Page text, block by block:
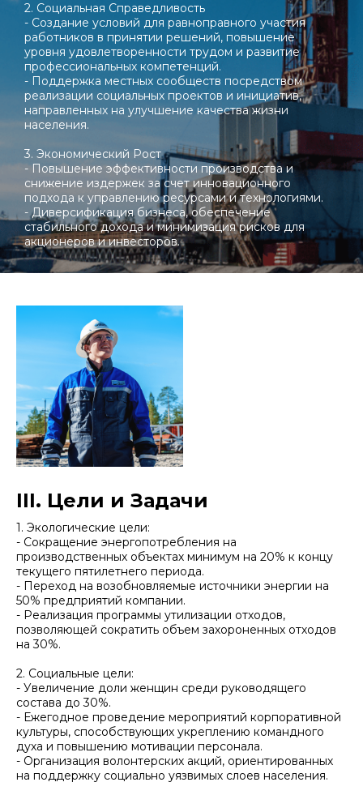
2. Социальная Справедливость
- Создание условий для равноправного участия
работников в принятии решений, повышение
уровня удовлетворенности трудом и развитие
профессиональных компетенций.
- Поддержка местных сообществ посредством
реализации социальных проектов и инициатив,
направленных на улучшение качества жизни
населения.
3. Экономический Рост
- Повышение эффективности производства и
снижение издержек за счет инновационного
подхода к управлению ресурсами и технологиями.
- Диверсификация бизнеса, обеспечение
стабильного дохода и минимизация рисков для
акционеров и инвесторов.
III. Цели и Задачи
1. Экологические цели:
- Сокращение энергопотребления на
производственных объектах минимум на 20% к концу
текущего пятилетнего периода.
- Переход на возобновляемые источники энергии на
50% предприятий компании.
- Реализация программы утилизации отходов,
позволяющей сократить объем захороненных отходов
на 30%.
2. Социальные цели:
- Увеличение доли женщин среди руководящего
состава до 30%.
- Ежегодное проведение мероприятий корпоративной
культуры, способствующих укреплению командного
духа и повышению мотивации персонала.
- Организация волонтерских акций, ориентированных
на поддержку социально уязвимых слоев населения.